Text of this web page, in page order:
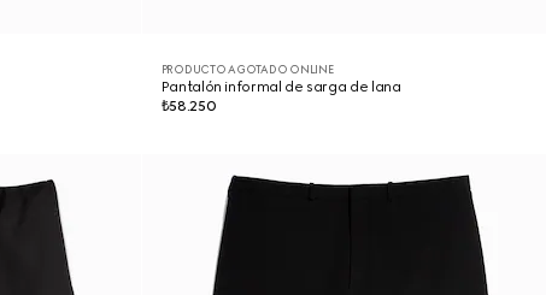
PRODUCTO AGOTADO ONLINE
Pantalón informal de sarga de lana
₺58.250